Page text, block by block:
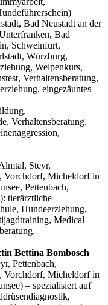
Bad Neustadt an der
Bad
Schweinfurt,
Würzburg,
Welpenkurs,
Verhaltensberatung,
eingezäuntes
Verhaltensberatung,
Steyr,
Vorchdorf, Micheldorf in
Pettenbach,
tierärztliche
Hundeerziehung,
Medical
Bettina Bombosch
Pettenbach,
Vorchdorf, Micheldorf in
– spezialisiert auf